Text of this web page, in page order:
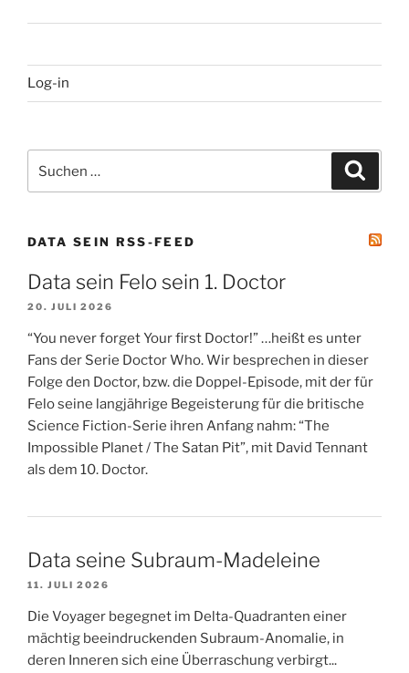
Log-in
nach:
DATA SEIN RSS-FEED
Data sein Felo sein 1. Doctor
20. JULI 2026
“You never forget Your first Doctor!” …heißt es unter
Fans der Serie Doctor Who. Wir besprechen in dieser
Folge den Doctor, bzw. die Doppel-Episode, mit der für
Felo seine langjährige Begeisterung für die britische
Science Fiction-Serie ihren Anfang nahm: “The
Impossible Planet / The Satan Pit”, mit David Tennant
als dem 10. Doctor.
Data seine Subraum-Madeleine
11. JULI 2026
Die Voyager begegnet im Delta-Quadranten einer
mächtig beeindruckenden Subraum-Anomalie, in
deren Inneren sich eine Überraschung verbirgt...